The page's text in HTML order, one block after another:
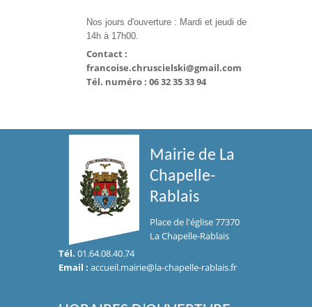
Nos jours d'ouverture : Mardi et jeudi de
14h à 17h00.
Contact :
francoise.chruscielski@gmail.com
Tél. numéro : 06 32 35 33 94
Mairie de La
Chapelle-
Rablais
Place de l'église 77370
La Chapelle-Rablais
Tél. 01.64.08.40.74
Email : accueil.mairie@la-chapelle-rablais.fr